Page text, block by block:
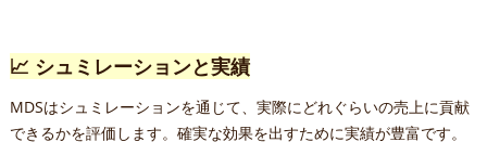
📈 シュミレーションと実績
MDSはシュミレーションを通じて、実際にどれぐらいの売上に貢献
できるかを評価します。確実な効果を出すために実績が豊富です。